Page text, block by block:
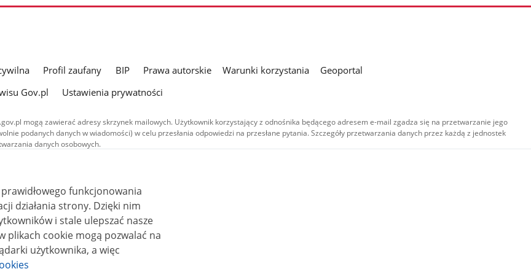
Profil zaufany BIP Prawa autorskie Warunki korzystania
Geoportal
Gov.pl
Ustawienia prywatności
mogą zawierać adresy skrzynek mailowych. Użytkownik korzystający z odnośnika będącego adresem e-mail zgadza się na przetwarzanie jego
podanych danych w wiadomości) w celu przesłania odpowiedzi na przesłane pytania. Szczegóły przetwarzania danych przez każdą z jednostek
danych osobowych.
w serwisie (z wyłączeniem treści audiowizualnych), są
typu Creative Commons: uznanie autorstwa - na tych samych
BY-SA 4.0). Materiały audiowizualne, w tym zdjęcia, materiały audio i wideo,
typu Creative Commons: uznanie autorstwa użycie niekomercyjne -
4.0 (CC BY-NC-ND 4.0), o ile nie jest to stwierdzone inaczej.
funkcjonowania
strony. Dzięki nim
i stale ulepszać nasze
użytkownika, a więc